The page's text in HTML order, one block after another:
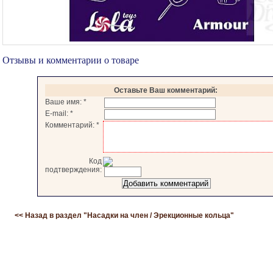
Отзывы и комментарии о товаре
Оставьте Ваш комментарий:
Ваше имя: *
E-mail: *
Комментарий: *
Код
подтверждения:
<< Назад в раздел " Насадки на член / Эрекционные кольца"